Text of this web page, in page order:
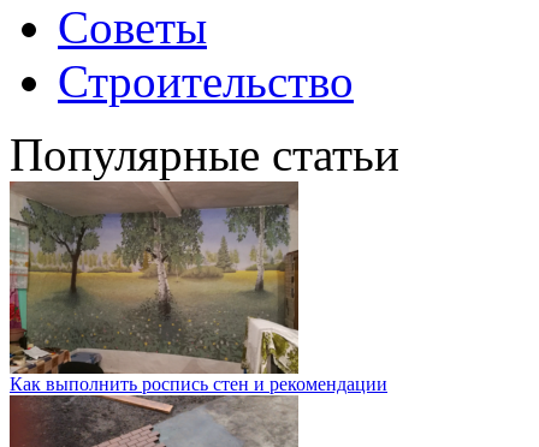
Советы
Строительство
Популярные статьи
Как выполнить роспись стен и рекомендации